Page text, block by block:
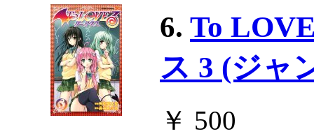
6. To
ス 3 (ジャ
￥ 500